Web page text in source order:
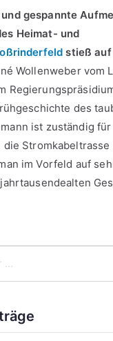
gespannte
Heimat- und
stieß auf
Wollenweber vom
des
ist zuständig
Stromkabeltrasse
im Vorfeld auf